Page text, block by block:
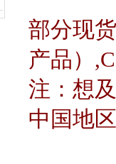
部分现
产品）
注：想
中国地